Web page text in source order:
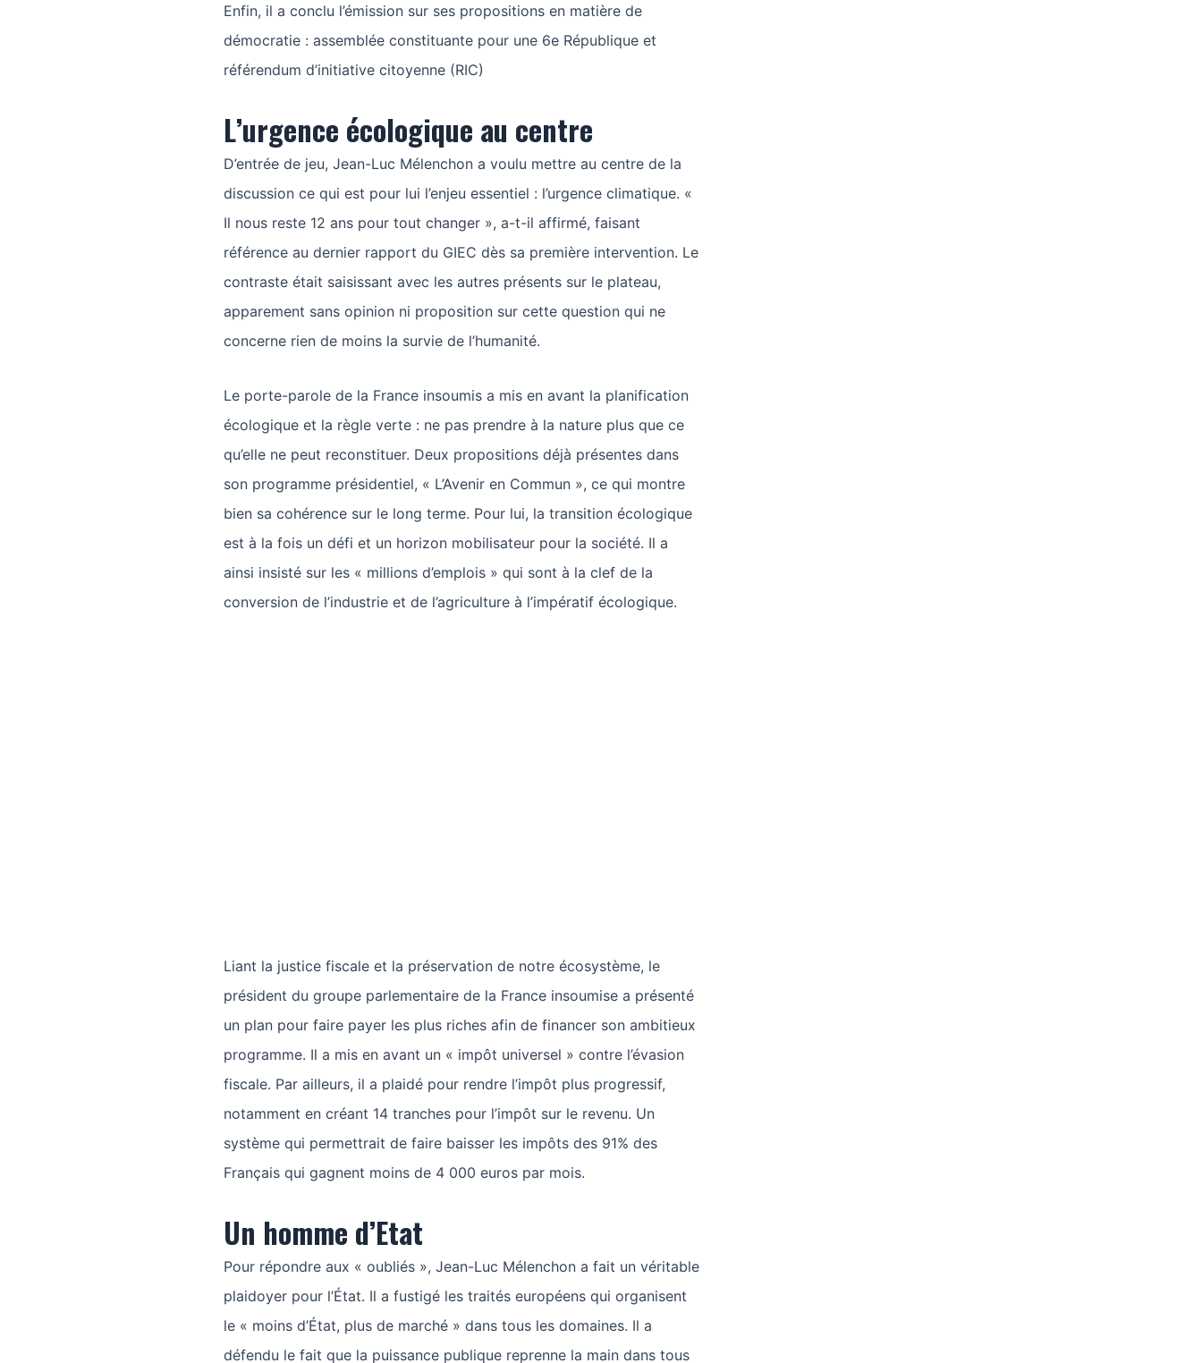
Enfin, il a conclu l’émission sur ses propositions en matière de
démocratie : assemblée constituante pour une 6e République et
référendum d’initiative citoyenne (RIC)
L’urgence écologique au centre
D’entrée de jeu, Jean-Luc Mélenchon a voulu mettre au centre de la
discussion ce qui est pour lui l’enjeu essentiel : l’urgence climatique. «
Il nous reste 12 ans pour tout changer », a-t-il affirmé, faisant
référence au dernier rapport du GIEC dès sa première intervention. Le
contraste était saisissant avec les autres présents sur le plateau,
apparement sans opinion ni proposition sur cette question qui ne
concerne rien de moins la survie de l’humanité.
Le porte-parole de la France insoumis a mis en avant la planification
écologique et la règle verte : ne pas prendre à la nature plus que ce
qu’elle ne peut reconstituer. Deux propositions déjà présentes dans
son programme présidentiel, « L’Avenir en Commun », ce qui montre
bien sa cohérence sur le long terme. Pour lui, la transition écologique
est à la fois un défi et un horizon mobilisateur pour la société. Il a
ainsi insisté sur les « millions d’emplois » qui sont à la clef de la
conversion de l’industrie et de l’agriculture à l’impératif écologique.
Liant la justice fiscale et la préservation de notre écosystème, le
président du groupe parlementaire de la France insoumise a présenté
un plan pour faire payer les plus riches afin de financer son ambitieux
programme. Il a mis en avant un « impôt universel » contre l’évasion
fiscale. Par ailleurs, il a plaidé pour rendre l’impôt plus progressif,
notamment en créant 14 tranches pour l’impôt sur le revenu. Un
système qui permettrait de faire baisser les impôts des 91% des
Français qui gagnent moins de 4 000 euros par mois.
Un homme d’Etat
Pour répondre aux « oubliés », Jean-Luc Mélenchon a fait un véritable
plaidoyer pour l’État. Il a fustigé les traités européens qui organisent
le « moins d’État, plus de marché » dans tous les domaines. Il a
défendu le fait que la puissance publique reprenne la main dans tous